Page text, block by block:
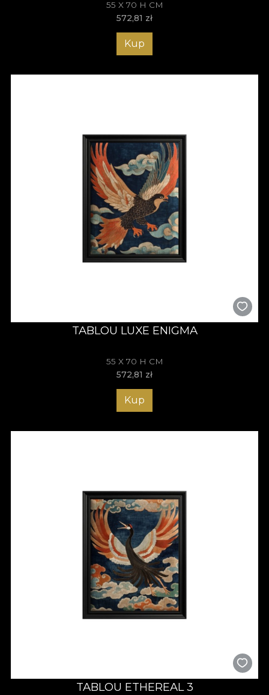
55 X 70 H CM
572,81 zł
Kup
TABLOU LUXE ENIGMA
55 X 70 H CM
572,81 zł
Kup
TABLOU ETHEREAL 3